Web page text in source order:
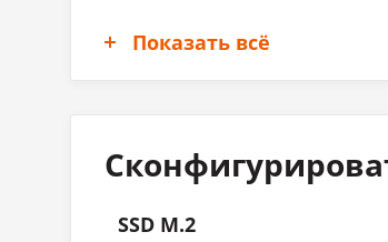
ОЗУ
Предустановленная память
Максимальный объем ОЗУ
Показать всё
SSD M.2